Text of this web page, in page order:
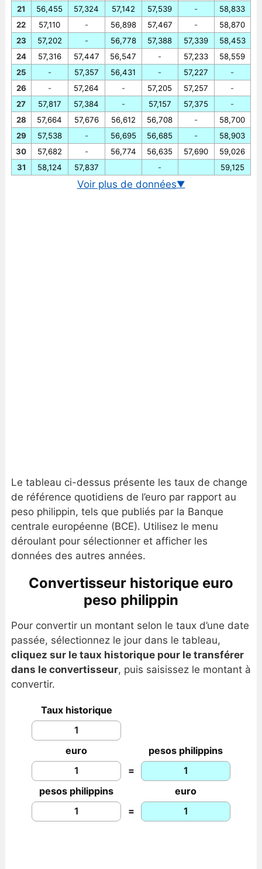
21
22
23
24
25
26
27
28
29
30
31
56,455
57,110
57,202
57,316
-
-
57,817
57,664
57,538
57,682
58,124
57,324
-
-
57,447
57,357
57,264
57,384
57,676
-
-
57,837
57,142
56,898
56,778
56,547
56,431
-
-
56,612
56,695
56,774
57,539
57,467
57,388
-
-
57,205
57,157
56,708
56,685
56,635
-
-
-
57,339
57,233
57,227
57,257
57,375
-
-
57,690
58,833
58,870
58,453
58,559
-
-
-
58,700
58,903
59,026
59,125
Voir plus de données▼
Le tableau ci-dessus présente les taux de change
de référence quotidiens de l’euro par rapport au
peso philippin, tels que publiés par la Banque
centrale européenne (BCE). Utilisez le menu
déroulant pour sélectionner et afficher les
données des autres années.
Convertisseur historique euro
peso philippin
Pour convertir un montant selon le taux d’une date
passée, sélectionnez le jour dans le tableau,
cliquez sur le taux historique pour le transférer
dans le convertisseur, puis saisissez le montant à
convertir.
Taux historique
euro
pesos philippins
=
pesos philippins
euro
=